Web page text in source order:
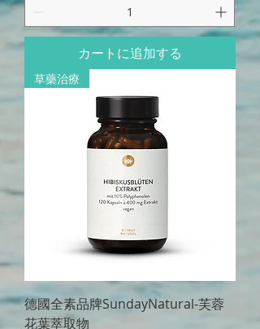
カートに追加する
草藥治療
德國全素品牌SundayNatural-芙蓉
花葉萃取物